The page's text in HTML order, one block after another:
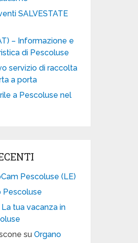
SALVESTATE
– Informazione e
di Pescoluse
servizio di raccolta
a porta
a Pescoluse nel
Pescoluse (LE)
Pescoluse
La tua vacanza in
suOrgano